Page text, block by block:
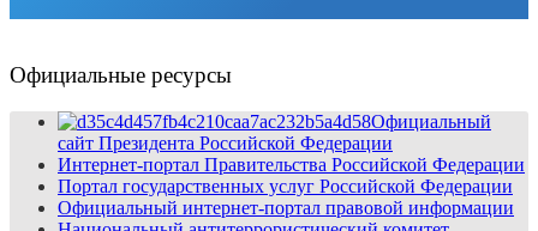
Официальные ресурсы
Официальный
сайт Президента Российской Федерации
Интернет-портал Правительства Российской Федерации
Портал государственных услуг Российской Федерации
Официальный интернет-портал правовой информации